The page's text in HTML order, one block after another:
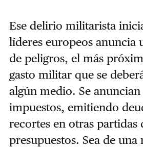
Ese delirio militarista
líderes europeos anuncia
de peligros, el más
gasto militar que se
algún medio. Se
impuestos, emitiendo
recortes en otras partidas
presupuestos. Sea de